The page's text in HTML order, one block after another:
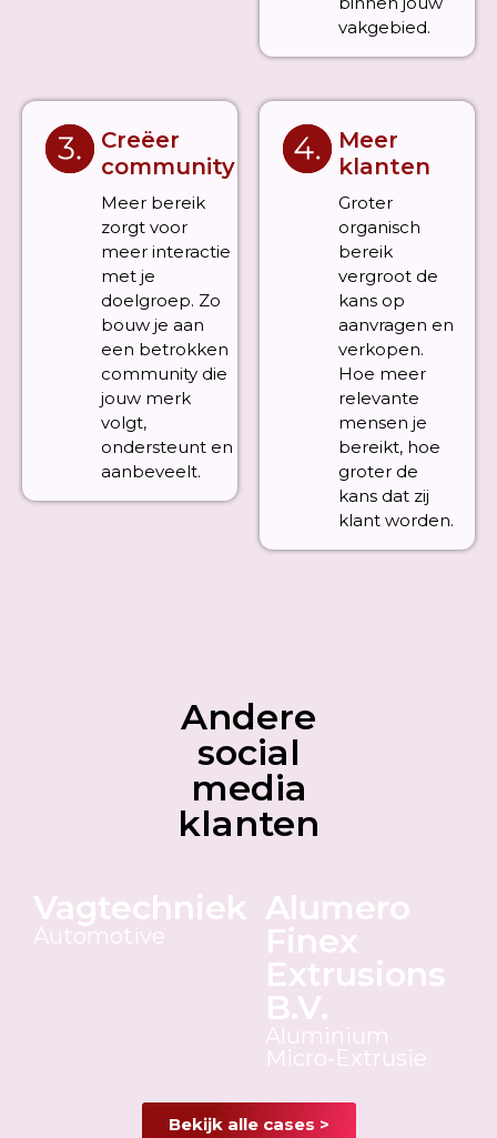
vakgebied.
Creëer
community
Meer bereik
zorgt voor
meer interactie
met je
doelgroep. Zo
bouw je aan
een betrokken
community die
jouw merk
volgt,
ondersteunt en
aanbeveelt.
Meer
klanten
Groter
organisch
bereik
vergroot de
kans op
aanvragen en
verkopen.
Hoe meer
relevante
mensen je
bereikt, hoe
groter de
kans dat zij
klant worden.
Andere
social
media
klanten
Vagtechniek
Automotive
Alumero
Finex
Extrusions
B.V.
Aluminium
Micro-Extrusie
Bekijk alle cases >